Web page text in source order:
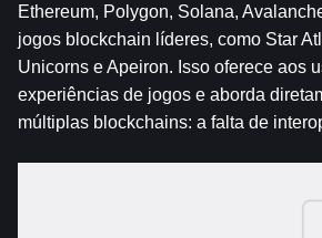
Ethereum, Polygon, Solana,
jogos blockchain líderes, como Star
Unicorns e Apeiron. Isso oferece aos
experiências de jogos e aborda
múltiplas blockchains: a falta de